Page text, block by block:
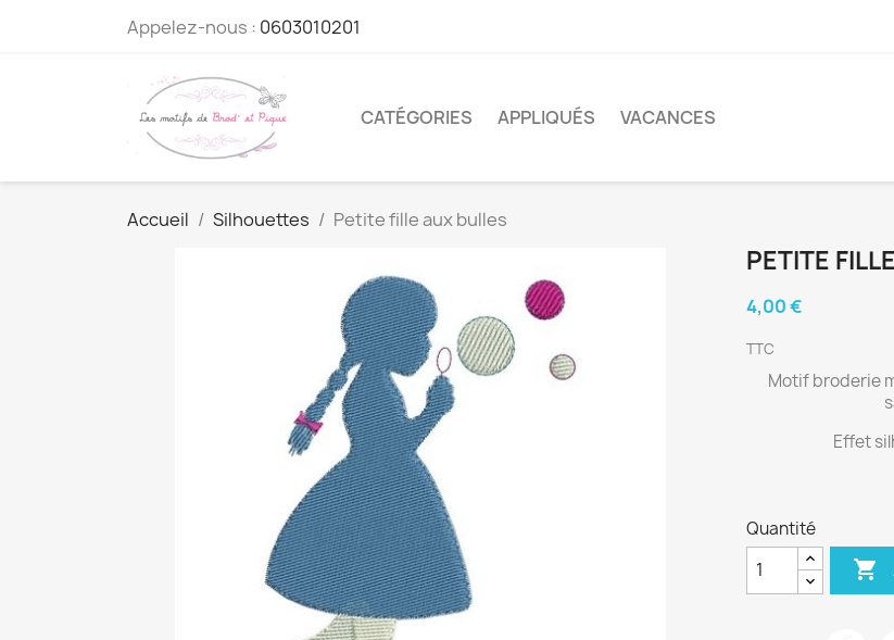
Appelez-nous : 0603010201
CATÉGORIES APPLIQUÉS VACANCES
Accueil Silhouettes Petite fille aux bulles
PETITE
4,00 €
TTC
Motif broderie
Effet
Quantité
